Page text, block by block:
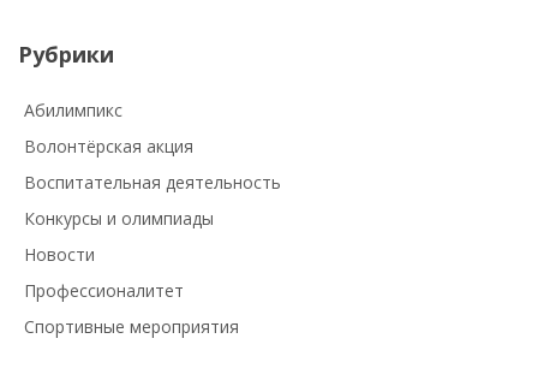
Рубрики
Абилимпикс
Волонтёрская акция
Воспитательная деятельность
Конкурсы и олимпиады
Новости
Профессионалитет
Спортивные мероприятия